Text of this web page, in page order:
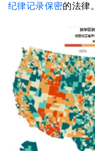
纪律记录保密的法律。